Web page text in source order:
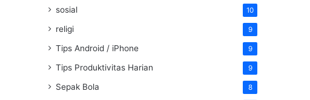
sosial 10
religi 9
Tips Android / iPhone 9
Tips Produktivitas Harian 9
Sepak Bola 8